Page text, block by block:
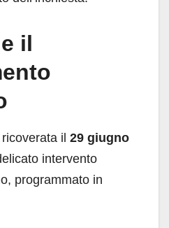
il
il 29 giugno
intervento
programmato in